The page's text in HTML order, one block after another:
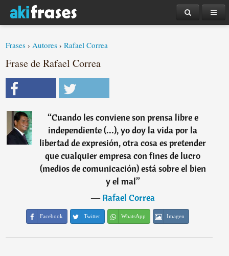
Frases ›Autores ›Rafael Correa
Frase de Rafael Correa
“Cuando les conviene son prensa libre e
independiente (...), yo doy la vida por la
libertad de expresión, otra cosa es pretender
que cualquier empresa con fines de lucro
(medios de comunicación) está sobre el bien
y el mal”
―Rafael Correa
Facebook Twitter WhatsApp Imagen